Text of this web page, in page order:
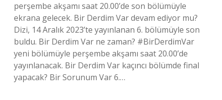
perşembe akşamı saat 20.00’de son bölümüyle
ekrana gelecek. Bir Derdim Var devam ediyor mu?
Dizi, 14 Aralık 2023’te yayınlanan 6. bölümüyle son
buldu. Bir Derdim Var ne zaman? #BirDerdimVar
yeni bölümüyle perşembe akşamı saat 20.00’de
yayınlanacak. Bir Derdim Var kaçıncı bölümde final
yapacak? Bir Sorunum Var 6.…